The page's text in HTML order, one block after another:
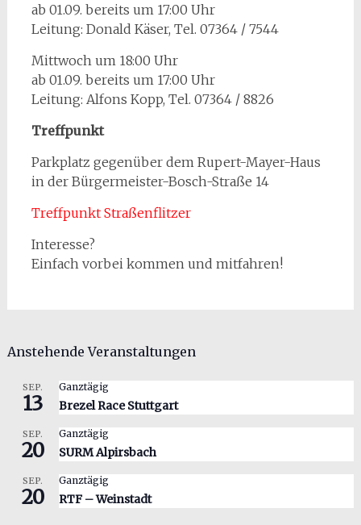
ab 01.09. bereits um 17:00 Uhr
Leitung: Donald Käser, Tel. 07364 / 7544
Mittwoch um 18:00 Uhr
ab 01.09. bereits um 17:00 Uhr
Leitung: Alfons Kopp, Tel. 07364 / 8826
Treffpunkt
Parkplatz gegenüber dem Rupert-Mayer-Haus
in der Bürgermeister-Bosch-Straße 14
Treffpunkt Straßenflitzer
Interesse?
Einfach vorbei kommen und mitfahren!
Anstehende Veranstaltungen
SEP.
13
Ganztägig
Brezel Race Stuttgart
SEP.
20
Ganztägig
SURM Alpirsbach
SEP.
20
Ganztägig
RTF – Weinstadt